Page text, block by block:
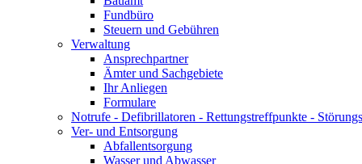
Fundbüro
Steuern und Gebühren
Verwaltung
Ansprechpartner
Ämter und Sachgebiete
Ihr Anliegen
Formulare
Notrufe - Defibrillatoren - Rettungstreffpunkte -
Ver- und Entsorgung
Abfallentsorgung
Wasser und Abwasser